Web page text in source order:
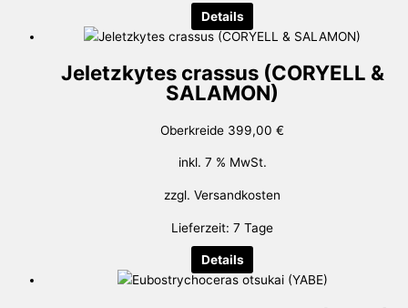
Details
Jeletzkytes crassus (CORYELL &
SALAMON)
Oberkreide 399,00 €
inkl. 7 % MwSt.
zzgl. Versandkosten
Lieferzeit: 7 Tage
Details